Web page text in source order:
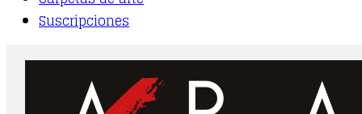
Suscripciones